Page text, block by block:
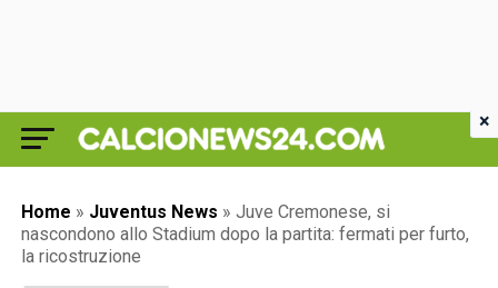
Home » Juventus News » Juve Cremonese, si
nascondono allo Stadium dopo la partita: fermati per furto,
la ricostruzione
×